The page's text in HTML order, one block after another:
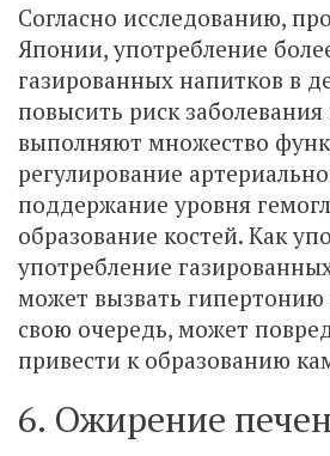
Согласно исследованию,
Японии, употребление
газированных напитков в
повысить риск
выполняют множество
регулирование
поддержание уровня
образование костей. Как
употребление
может вызвать гипертонию
свою очередь, может
привести к образованию
6. Ожирение